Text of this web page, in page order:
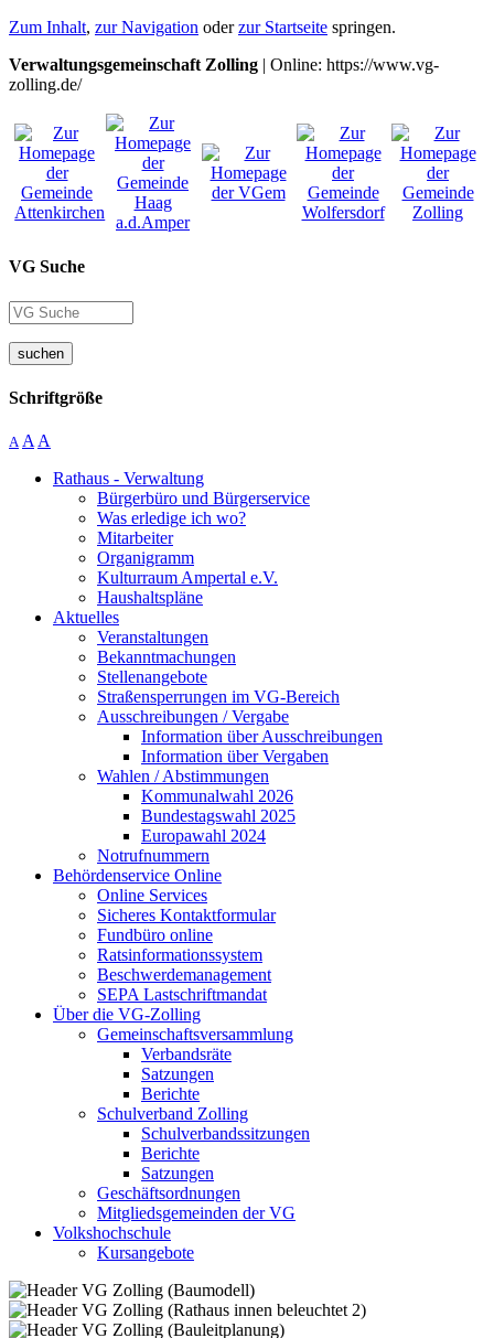
Zum Inhalt, zur Navigation oderzur Startseite springen.
Verwaltungsgemeinschaft Zolling | Online: https://www.vg-
zolling.de/
VG Suche
suchen
Schriftgröße
A A A
Rathaus - Verwaltung
Bürgerbüro und Bürgerservice
Was erledige ich wo?
Mitarbeiter
Organigramm
Kulturraum Ampertal e.V.
Haushaltspläne
Aktuelles
Veranstaltungen
Bekanntmachungen
Stellenangebote
Straßensperrungen im VG-Bereich
Ausschreibungen / Vergabe
Information über Ausschreibungen
Information über Vergaben
Wahlen / Abstimmungen
Kommunalwahl 2026
Bundestagswahl 2025
Europawahl 2024
Notrufnummern
Behördenservice Online
Online Services
Sicheres Kontaktformular
Fundbüro online
Ratsinformationssystem
Beschwerdemanagement
SEPA Lastschriftmandat
Über die VG-Zolling
Gemeinschaftsversammlung
Verbandsräte
Satzungen
Berichte
Schulverband Zolling
Schulverbandssitzungen
Berichte
Satzungen
Geschäftsordnungen
Mitgliedsgemeinden der VG
Volkshochschule
Kursangebote